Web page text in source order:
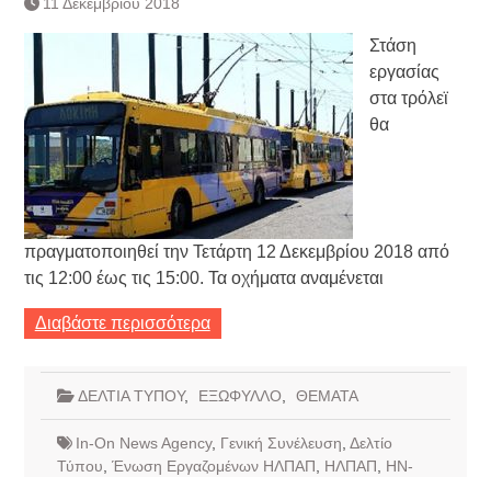
Κατάργηση βιβλιαρίων Υγείας
Ημερήσιο Δελτίο Τιμών
Συναλλάγματος &
Τραπεζογραμματίων 7-3-2019
Ημερήσιο Δελτίο Τιμών
Συναλλάγματος &
Τραπεζογραμματίων 4-3-2019
Κάθοδος αγροτών
Δικαιοσύνη
Στάση
εργασίας
στα τρόλεϊ
θα
πραγματοποιηθεί την Τετάρτη 12 Δεκεμβρίου 2018 από
τις 12:00 έως τις 15:00. Τα οχήματα αναμένεται
Διαβάστε περισσότερα
ΔΕΛΤΙΑ ΤΥΠΟΥ, ΕΞΩΦΥΛΛΟ ΘΕΜΑΤΑ
In-On News Agency, Γενική Συνέλευση Δελτίο
Τύπου Ένωση Εργαζομένων ΗΛΠΑΠ ΗΛΠΑΠ
ΗΝ-